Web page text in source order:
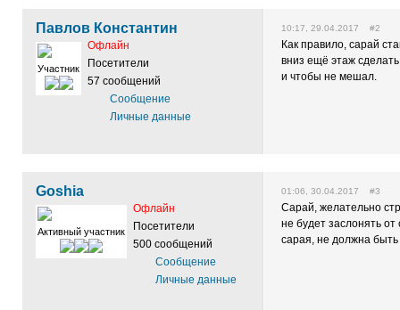
Павлов Константин
Участник
Офлайн
Посетители
57 сообщений
Сообщение
Личные данные
10:17, 29.04.2017 #2
Как правило, сарай
вниз ещё этаж
и чтобы не мешал.
Goshia
Активный участник
Офлайн
Посетители
500 сообщений
Сообщение
Личные данные
01:06, 30.04.2017 #3
Сарай, желательно
не будет заслонять
сарая, не должна